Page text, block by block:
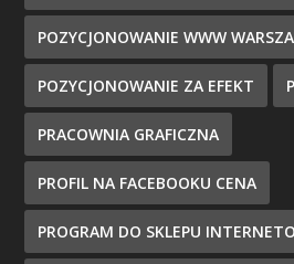
POZYCJONOWANIE WWW
POZYCJONOWANIE ZA EFEKT
PRACOWNIA GRAFICZNA
PROFIL NA FACEBOOKU CENA
PROGRAM DO SKLEPU